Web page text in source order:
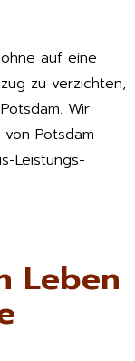
auf eine
zu verzichten,
Wir
Potsdam
Leistungs-
Leben